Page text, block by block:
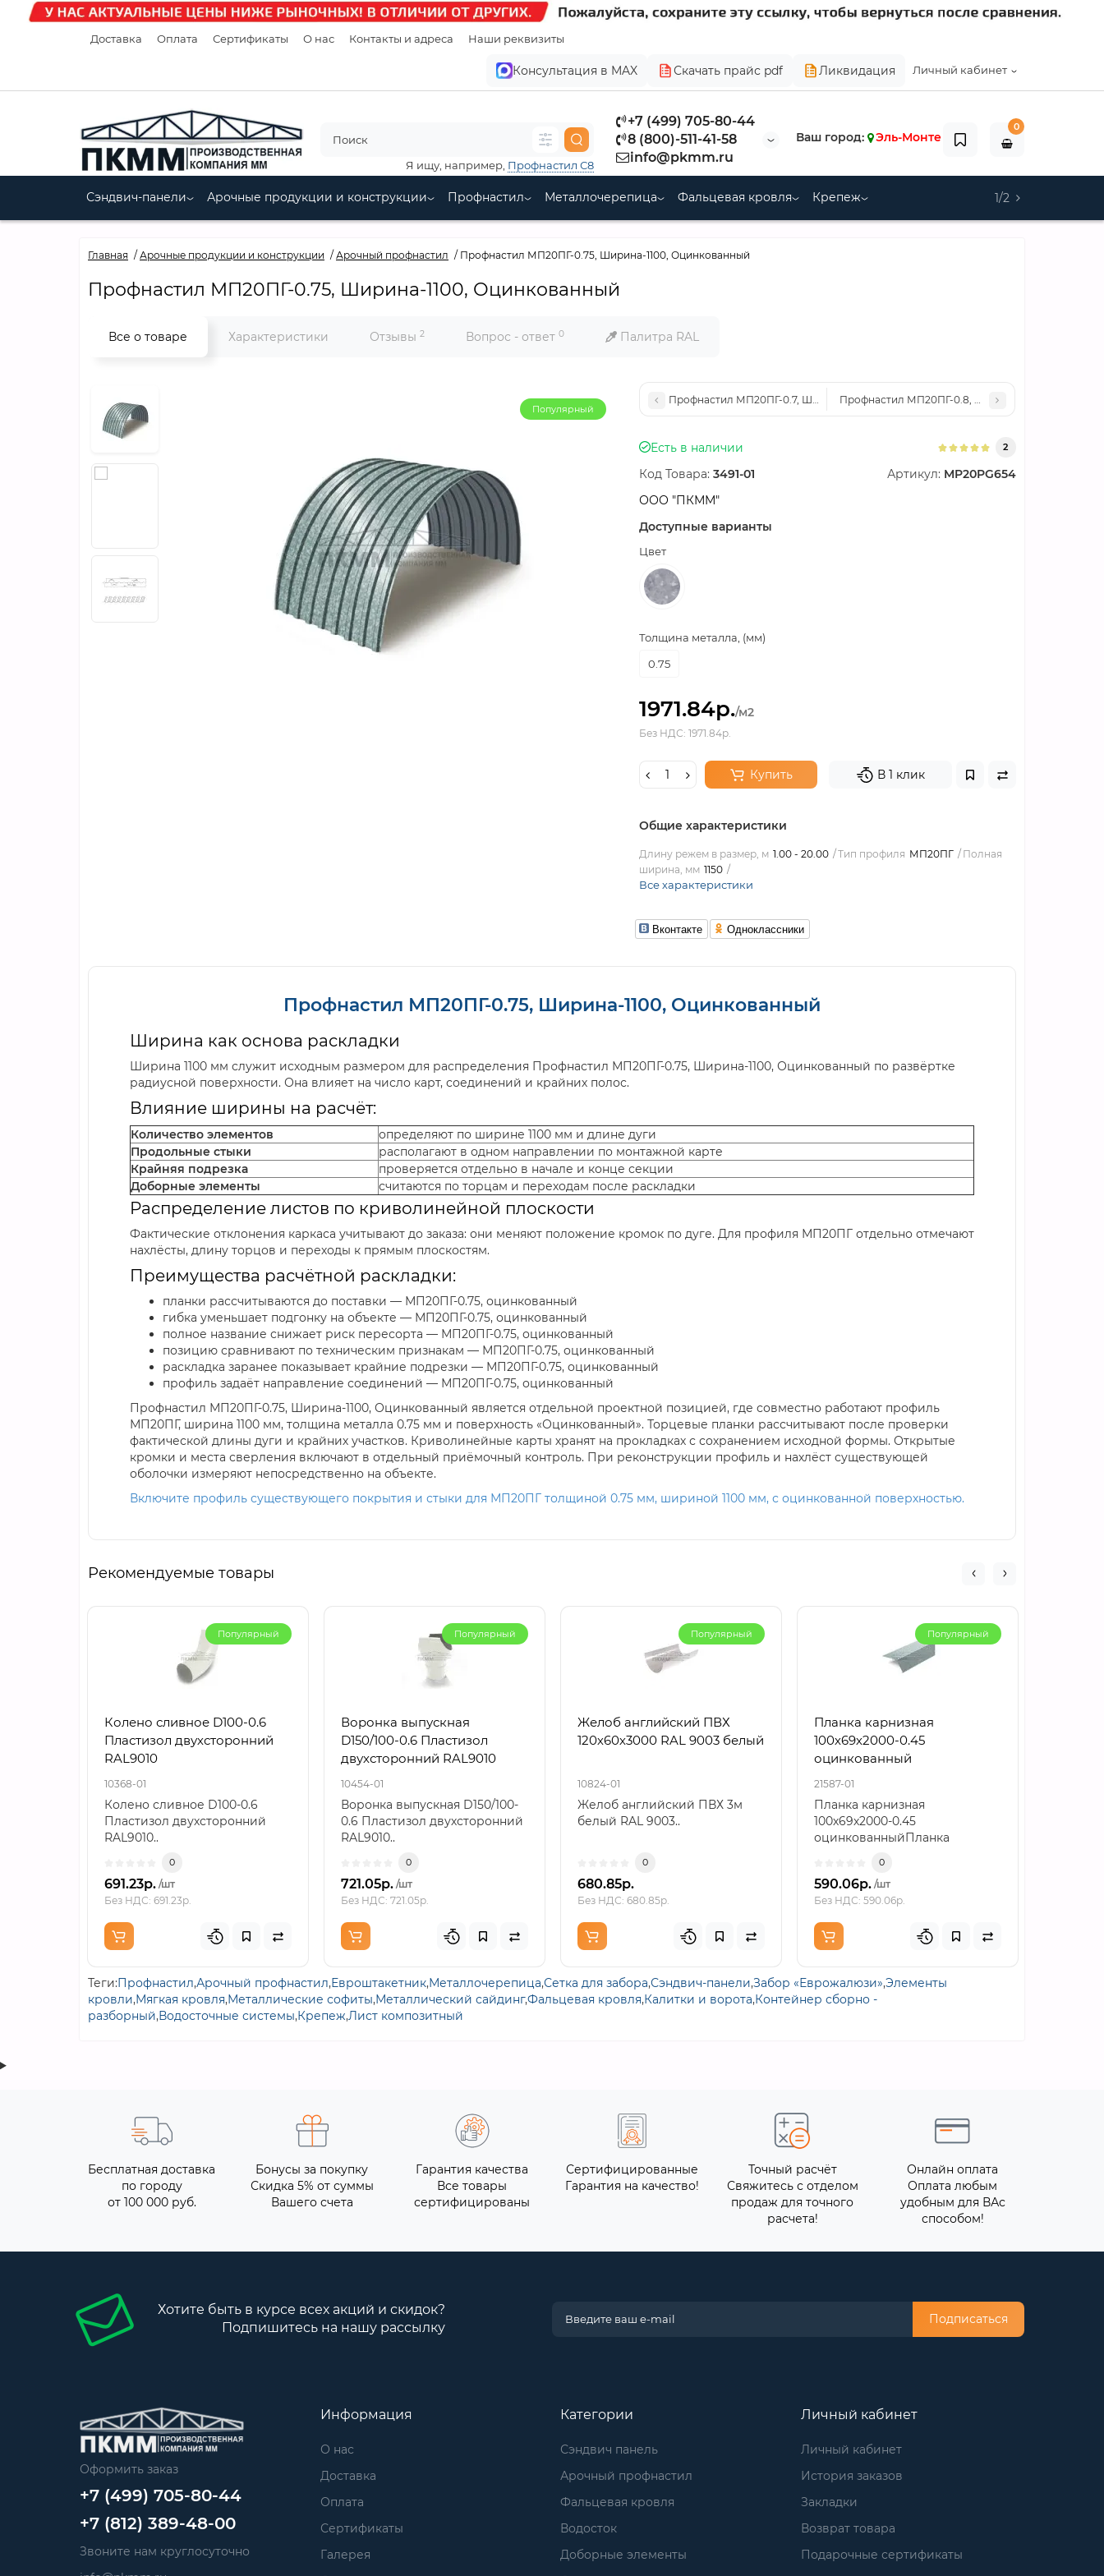
Доставка Оплата Сертификаты О нас Контакты и адреса Наши реквизиты
Личный кабинет
Консультация в MAX Скачать прайс pdf Ликвидация
+7 (499) 705-80-44
8 (800)-511-41-58
info@pkmm.ru
Я ищу, например, Профнастил С8
Ваш город: Эль-Монте
0
Сэндвич-панели Арочные продукции и конструкции Профнастил Металлочерепица Фальцевая кровля Крепеж 1/2
Главная Арочные продукции и конструкции Арочный профнастил Профнастил МП20ПГ-0.75, Ширина-1100, Оцинкованный
Профнастил МП20ПГ-0.75, Ширина-1100, Оцинкованный
Все о товаре Характеристики Отзывы 2 Вопрос - ответ 0 Палитра RAL
Популярный
Профнастил МП20ПГ-0.7, Ширина-1100, Оцинкованный
Профнастил МП20ПГ-0.8, Ширина-1100,
Есть в наличии 2
Код Товара: 3491-01 Артикул: MP20PG654
ООО "ПКММ"
Доступные варианты
Цвет
Толщина металла, (мм)
0.75
1971.84р./м2
Без НДС: 1971.84р.
Купить В 1 клик
Общие характеристики
Длину режем в размер, м 1.00 - 20.00 Тип профиля МП20ПГ
Полная
ширина, мм 1150
Все характеристики
Вконтакте Одноклассники
Профнастил МП20ПГ-0.75, Ширина-1100, Оцинкованный
Ширина как основа раскладки
Ширина 1100 мм служит исходным размером для распределения Профнастил МП20ПГ-0.75, Ширина-1100, Оцинкованный по развёртке
радиусной поверхности. Она влияет на число карт, соединений и крайних полос.
Влияние ширины на расчёт:
Количество элементов
определяют по ширине 1100 мм и длине дуги
Продольные стыки
располагают в одном направлении по монтажной карте
Крайняя подрезка
проверяется отдельно в начале и конце секции
Доборные элементы
считаются по торцам и переходам после раскладки
Распределение листов по криволинейной плоскости
Фактические отклонения каркаса учитывают до заказа: они меняют положение кромок по дуге. Для профиля МП20ПГ отдельно отмечают
нахлёсты, длину торцов и переходы к прямым плоскостям.
Преимущества расчётной раскладки:
планки рассчитываются до поставки — МП20ПГ-0.75, оцинкованный
гибка уменьшает подгонку на объекте — МП20ПГ-0.75, оцинкованный
полное название снижает риск пересорта — МП20ПГ-0.75, оцинкованный
позицию сравнивают по техническим признакам — МП20ПГ-0.75, оцинкованный
раскладка заранее показывает крайние подрезки — МП20ПГ-0.75, оцинкованный
профиль задаёт направление соединений — МП20ПГ-0.75, оцинкованный
Профнастил МП20ПГ-0.75, Ширина-1100, Оцинкованный является отдельной проектной позицией, где совместно работают профиль
МП20ПГ, ширина 1100 мм, толщина металла 0.75 мм и поверхность «Оцинкованный». Торцевые планки рассчитывают после проверки
фактической длины дуги и крайних участков. Криволинейные карты хранят на прокладках с сохранением исходной формы. Открытые
кромки и места сверления включают в отдельный приёмочный контроль. При реконструкции профиль и нахлёст существующей
оболочки измеряют непосредственно на объекте.
Включите профиль существующего покрытия и стыки для МП20ПГ толщиной 0.75 мм, шириной 1100 мм, с оцинкованной поверхностью.
Рекомендуемые товары
Популярный
Колено сливное D100-0.6
Пластизол двухсторонний
RAL9010
10368-01
Колено сливное D100-0.6
Пластизол двухсторонний
RAL9010..
0
691.23р. /шт
Без НДС: 691.23р.
Популярный
Воронка выпускная
D150/100-0.6 Пластизол
двухсторонний RAL9010
10454-01
Воронка выпускная D150/100-
0.6 Пластизол двухсторонний
RAL9010..
0
721.05р. /шт
Без НДС: 721.05р.
Популярный
Желоб английский ПВХ
120х60х3000 RAL 9003 белый
10824-01
Желоб английский ПВХ 3м
белый RAL 9003..
0
680.85р.
Без НДС: 680.85р.
Популярный
Планка карнизная
100х69х2000-0.45
оцинкованный
21587-01
Планка карнизная
100х69х2000-0.45
оцинкованныйПланка
0
590.06р. /шт
Без НДС: 590.06р.
Теги:Профнастил,Арочный профнастил,Евроштакетник,Металлочерепица,Сетка для забора,Сэндвич-панели,Забор «Еврожалюзи»,Элементы
кровли,Мягкая кровля,Металлические софиты,Металлический сайдинг,Фальцевая кровля,Калитки и ворота,Контейнер сборно -
разборный,Водосточные системы,Крепеж,Лист композитный
Бесплатная доставка
по городу
от 100 000 руб.
Бонусы за покупку
Скидка 5% от суммы
Вашего счета
Гарантия качества
Все товары
сертифицированы
Сертифицированные
Гарантия на качество!
Точный расчёт
Свяжитесь с отделом
продаж для точного
расчета!
Онлайн оплата
Оплата любым
удобным для ВАс
способом!
Хотите быть в курсе всех акций и скидок?
Подпишитесь на нашу рассылку
Подписаться
Оформить заказ
+7 (499) 705-80-44
+7 (812) 389-48-00
Звоните нам круглосуточно
Информация
О нас
Доставка
Оплата
Сертификаты
Галерея
Категории
Сэндвич панель
Арочный профнастил
Фальцевая кровля
Водосток
Доборные элементы
Личный кабинет
Личный кабинет
История заказов
Закладки
Возврат товара
Подарочные сертификаты